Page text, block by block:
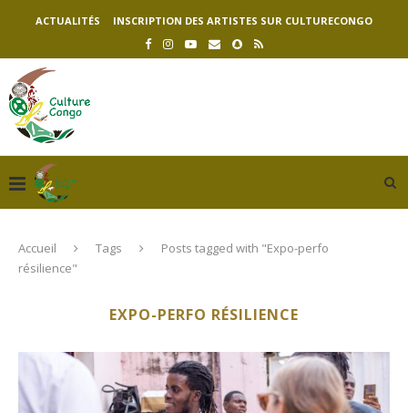
ACTUALITÉS INSCRIPTION DES ARTISTES SUR CULTURECONGO
Accueil Tags
Posts tagged with "Expo-perfo
résilience"
EXPO-PERFO RÉSILIENCE